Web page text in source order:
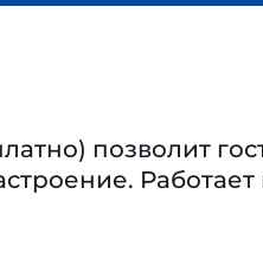
позволит
Работает